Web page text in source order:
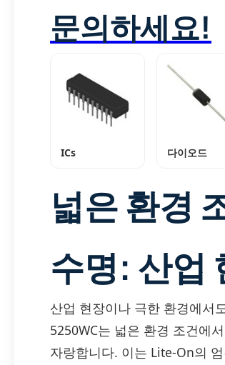
문의하세요!
ICs 다이오드
넓은 환경
수명: 산업
산업 현장이나 극한 환경에서
5250WC는 넓은 환경 조건에
자랑합니다. 이는 Lite-On의